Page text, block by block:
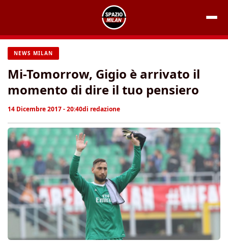
contenuto
NEWS MILAN
Mi-Tomorrow, Gigio è arrivato il
momento di dire il tuo pensiero
14 Dicembre 2017 - 20:40di redazione